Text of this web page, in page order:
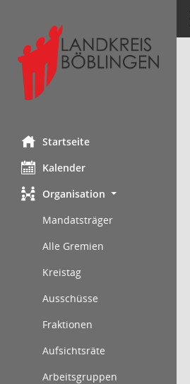
Startseite
Kalender
Organisation
Mandatsträger
Alle Gremien
Kreistag
Ausschüsse
Fraktionen
Aufsichtsräte
Arbeitsgruppen